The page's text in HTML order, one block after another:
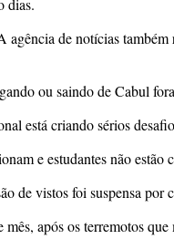
dias.
de notícias
ou saindo de Cabul
está criando sérios
e estudantes não estão
de vistos foi suspensa por
após os terremotos